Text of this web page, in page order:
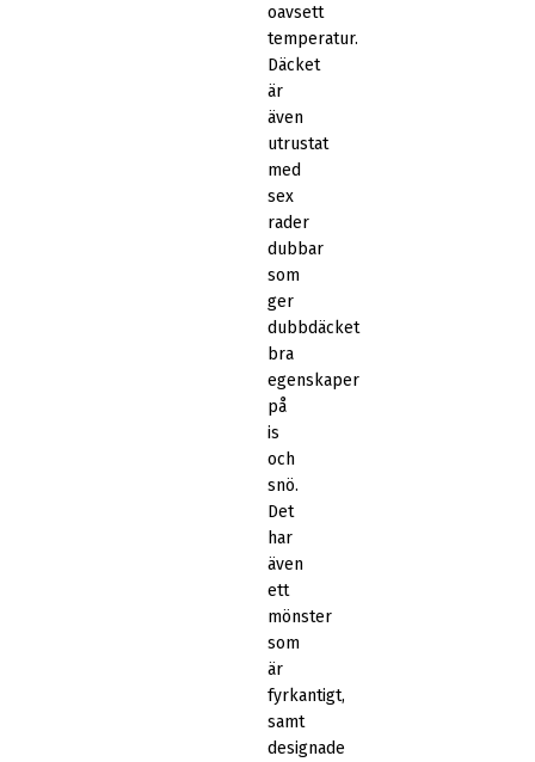
oavsett
temperatur.
Däcket
är
även
utrustat
med
sex
rader
dubbar
som
ger
dubbdäcket
bra
egenskaper
på
is
och
snö.
Det
har
även
ett
mönster
som
är
fyrkantigt,
samt
designade